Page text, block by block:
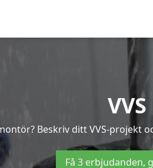
Beskriv ditt VVS-projekt
Få 3 erbjudanden,